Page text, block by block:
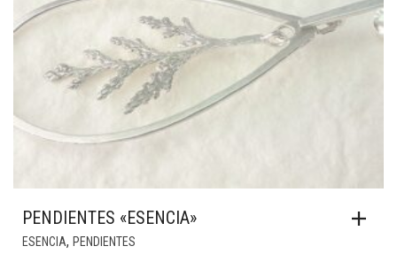
PENDIENTES «ESENCIA»
ESENCIA, PENDIENTES